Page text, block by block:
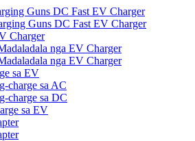
Guns DC Fast EV Charger
Guns DC Fast EV Charger
Charger
nga EV Charger
nga EV Charger
sa EV
charge sa AC
charge sa DC
sa EV